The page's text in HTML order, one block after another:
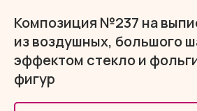
Композиция №237 на
из воздушных, большого
эффектом стекло и
фигур